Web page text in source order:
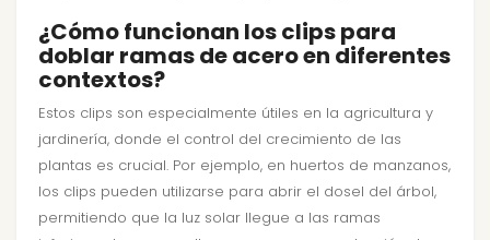
¿Cómo funcionan los clips para
doblar ramas de acero en diferentes
contextos?
Estos clips son especialmente útiles en la agricultura y
jardinería, donde el control del crecimiento de las
plantas es crucial. Por ejemplo, en huertos de manzanos,
los clips pueden utilizarse para abrir el dosel del árbol,
permitiendo que la luz solar llegue a las ramas